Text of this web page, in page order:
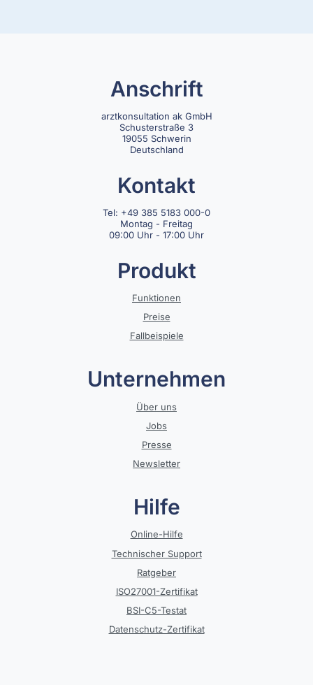
Anschrift
arztkonsultation ak GmbH
Schusterstraße 3
19055 Schwerin
Deutschland
Kontakt
Tel: +49 385 5183 000-0
Montag - Freitag
09:00 Uhr - 17:00 Uhr
Produkt
Funktionen
Preise
Fallbeispiele
Unternehmen
Über uns
Jobs
Presse
Newsletter
Hilfe
Online-Hilfe
Technischer Support
Ratgeber
ISO27001-Zertifikat
BSI-C5-Testat
Datenschutz-Zertifikat